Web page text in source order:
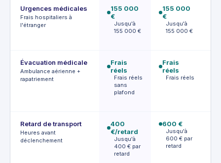
Urgences médicales
Frais hospitaliers à
l'étranger
155 000
€
Jusqu'à
155 000 €
155 000
€
Jusqu'à
155 000 €
Évacuation médicale
Ambulance aérienne +
rapatriement
Frais
réels
Frais réels
sans
plafond
Frais
réels
Frais réels
Retard de transport
Heures avant
déclenchement
400
€/retard
Jusqu'à
400 € par
retard
600 €
Jusqu'à
600 € par
retard